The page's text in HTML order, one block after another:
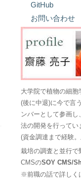
GitHub
お問い合わせ
大学院で植物の細胞
(後に中退)に今で言
ンバーとして参画
法の開発を行ってい
(資金調達まで経験
栽培の調査と並行で
CMSのSOY CMS/
※前職の話で詳しく